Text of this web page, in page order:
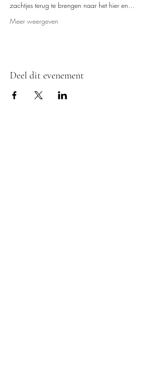
zachtjes terug te brengen naar het hier en…
Meer weergeven
Deel dit evenement